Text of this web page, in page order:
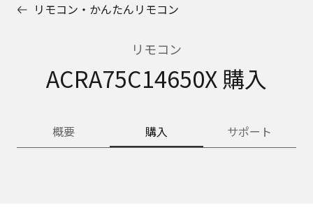
リモコン・かんたんリモコン
リモコン
ACRA75C14650X 購入
概要 購入 サポート